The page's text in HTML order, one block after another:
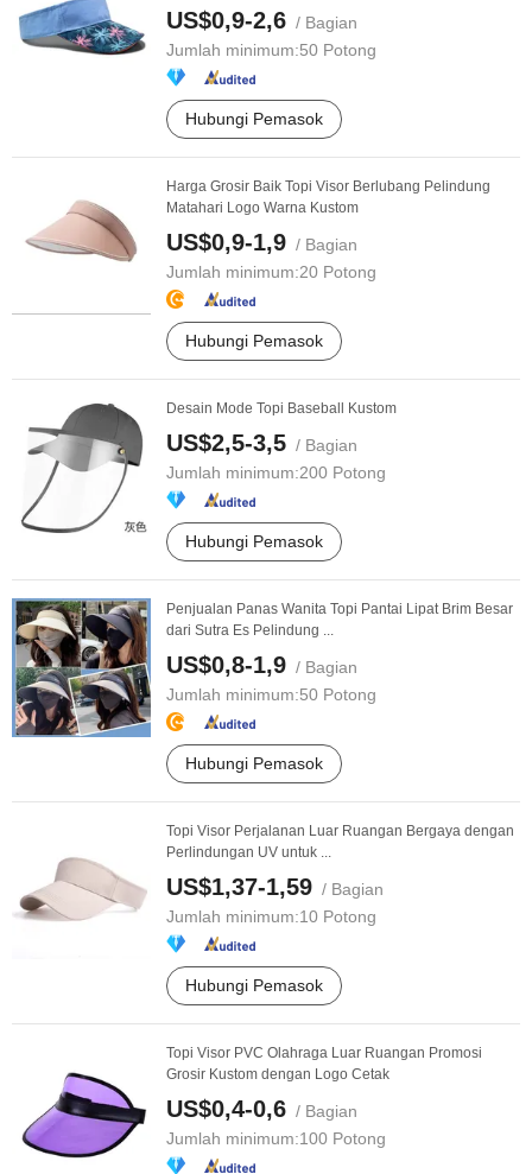
US$0,9-2,6 / Bagian
Jumlah minimum:50 Potong
Hubungi Pemasok
Harga Grosir Baik Topi Visor Berlubang Pelindung
Matahari Logo Warna Kustom
US$0,9-1,9 / Bagian
Jumlah minimum:20 Potong
Hubungi Pemasok
Desain Mode Topi Baseball Kustom
US$2,5-3,5 / Bagian
Jumlah minimum:200 Potong
Hubungi Pemasok
Penjualan Panas Wanita Topi Pantai Lipat Brim Besar
dari Sutra Es Pelindung ...
US$0,8-1,9 / Bagian
Jumlah minimum:50 Potong
Hubungi Pemasok
Topi Visor Perjalanan Luar Ruangan Bergaya dengan
Perlindungan UV untuk ...
US$1,37-1,59 / Bagian
Jumlah minimum:10 Potong
Hubungi Pemasok
Topi Visor PVC Olahraga Luar Ruangan Promosi
Grosir Kustom dengan Logo Cetak
US$0,4-0,6 / Bagian
Jumlah minimum:100 Potong